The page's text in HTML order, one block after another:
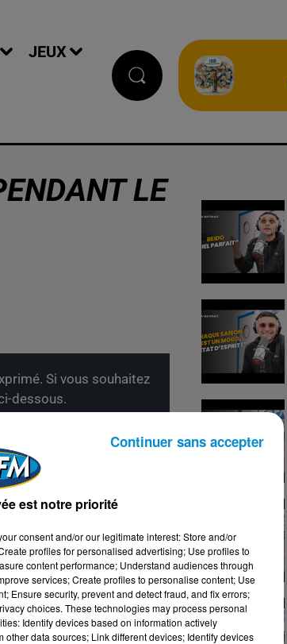
JEUX
LE
Si vous souhaitez
dessous.
est notre priorité
consent and/or our legitimate interest: Store and/or
profiles for personalised advertising; Use profiles to
content performance; Understand audiences through
services; Create profiles to personalise content; Use
Ensure security, prevent and detect fraud, and fix errors;
choices. These technologies may process personal
Identify devices based on information actively
data sources; Link different devices; Identify devices
Continuer sans accepter